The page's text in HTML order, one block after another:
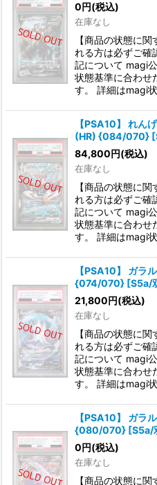
0円(税込)
在庫なし
【商品の状態に
れる方は必ずご確
記について magi
状態基準に合わせ
す。 詳細はmagi
【PSA10】 れん
(HR) {084/070}
84,800円(税込)
在庫なし
【商品の状態に
れる方は必ずご確
記について magi
状態基準に合わせ
す。 詳細はmagi
【PSA10】 ガラ
{074/070} [S5a/
21,800円(税込)
在庫なし
【商品の状態に
れる方は必ずご確
記について magi
状態基準に合わせ
す。 詳細はmagi
【PSA10】 ガラ
{080/070} [S5a/
0円(税込)
在庫なし
【商品の状態に